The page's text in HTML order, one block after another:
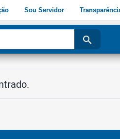
Sou Servidor
search